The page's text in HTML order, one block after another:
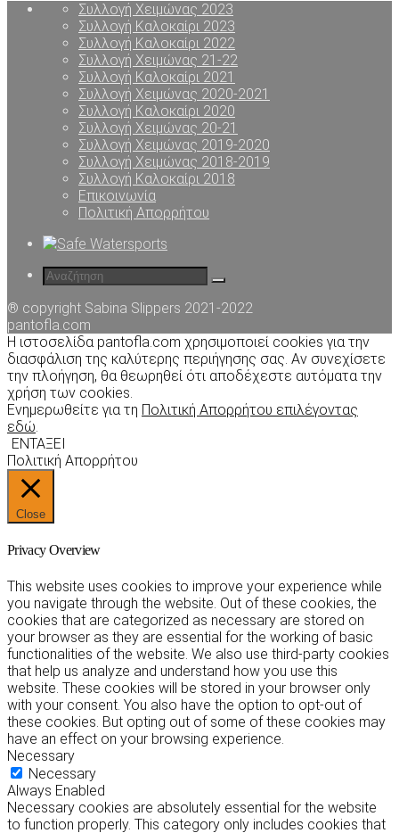
Συλλογή Χειμώνας 2023
Συλλογή Καλοκαίρι 2023
Συλλογή Καλοκαίρι 2022
Συλλογή Χειμώνας 21-22
Συλλογή Καλοκαίρι 2021
Συλλογή Χειμώνας 2020-2021
Συλλογή Καλοκαίρι 2020
Συλλογή Χειμώνας 20-21
Συλλογή Χειμώνας 2019-2020
Συλλογή Χειμώνας 2018-2019
Συλλογή Καλοκαίρι 2018
Επικοινωνία
Πολιτική Απορρήτου
® copyright Sabina Slippers 2021-2022
pantofla.com
Η ιστοσελίδα pantofla.com χρησιμοποιεί cookies για την
διασφάλιση της καλύτερης περιήγησης σας. Αν συνεχίσετε
την πλοήγηση, θα θεωρηθεί ότι αποδέχεστε αυτόματα την
χρήση των cookies.
Ενημερωθείτε για τη Πολιτική Απορρήτου επιλέγοντας
εδώ.
ΕΝΤΑΞΕΙ
Πολιτική Απορρήτου
Close
Privacy Overview
This website uses cookies to improve your experience while
you navigate through the website. Out of these cookies, the
cookies that are categorized as necessary are stored on
your browser as they are essential for the working of basic
functionalities of the website. We also use third-party cookies
that help us analyze and understand how you use this
website. These cookies will be stored in your browser only
with your consent. You also have the option to opt-out of
these cookies. But opting out of some of these cookies may
have an effect on your browsing experience.
Necessary
Necessary
Always Enabled
Necessary cookies are absolutely essential for the website
to function properly. This category only includes cookies that